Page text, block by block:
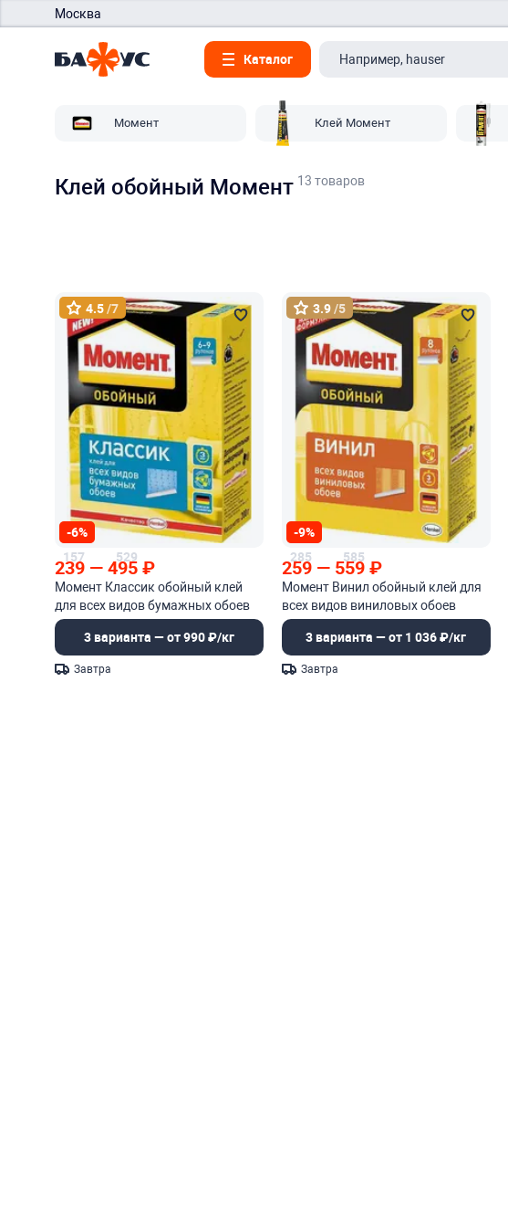
Москва
Каталог
Момент Клей Момент
Клей обойный Момент13 товаров
4.5/7
-6%
157
239 — 529
495₽
Момент Классик обойный клей
для всех видов бумажных обоев
3 варианта — от 990 ₽/кг
Завтра
3.9/5
-9%
285
259 — 585
559₽
Момент Винил обойный клей для
всех видов виниловых обоев
3 варианта — от 1 036 ₽/кг
Завтра